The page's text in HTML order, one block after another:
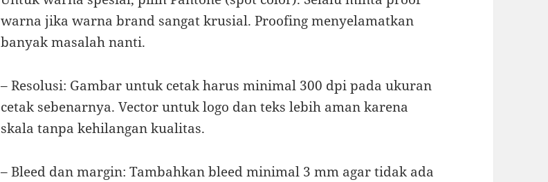
warna jika warna brand sangat krusial. Proofing menyelamatkan
banyak masalah nanti.
– Resolusi: Gambar untuk cetak harus minimal 300 dpi pada ukuran
cetak sebenarnya. Vector untuk logo dan teks lebih aman karena
skala tanpa kehilangan kualitas.
– Bleed dan margin: Tambahkan bleed minimal 3 mm agar tidak ada